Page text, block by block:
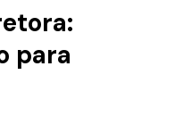
para